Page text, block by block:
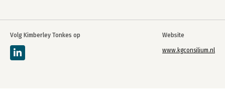
Volg Kimberley Tonkes op Website
www.kgconsilium.nl